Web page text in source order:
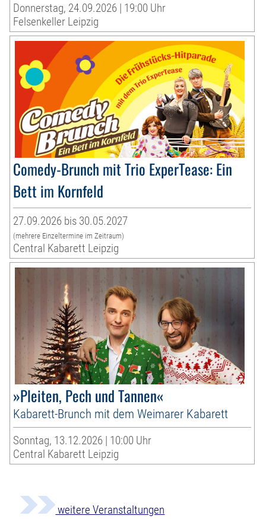
Donnerstag, 24.09.2026 | 19:00 Uhr
Felsenkeller Leipzig
Comedy-Brunch mit Trio ExperTease: Ein
Bett im Kornfeld
27.09.2026 bis 30.05.2027
(mehrere Einzeltermine im Zeitraum)
Central Kabarett Leipzig
»Pleiten, Pech und Tannen«
Kabarett-Brunch mit dem Weimarer Kabarett
Sonntag, 13.12.2026 | 10:00 Uhr
Central Kabarett Leipzig
weitere Veranstaltungen